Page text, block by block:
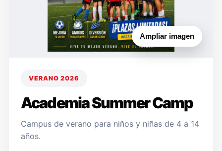
Ampliar imagen
VERANO 2026
Academia Summer Camp
Campus de verano para niños y niñas de 4 a 14
años.